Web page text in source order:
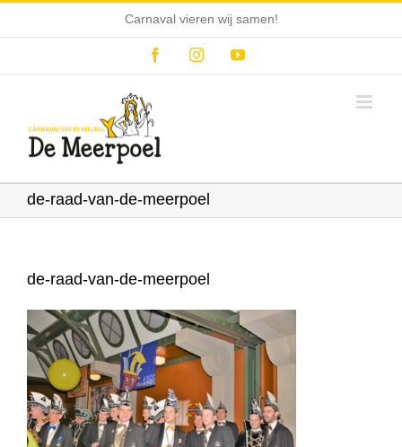
Carnaval vieren wij samen!
FacebookInstagramYouTube
de-raad-van-de-meerpoel
de-raad-van-de-meerpoel